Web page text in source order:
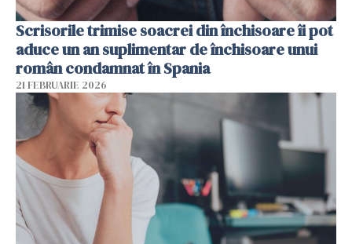
Scrisorile trimise soacrei din închisoare îi pot
aduce un an suplimentar de închisoare unui
român condamnat în Spania
21 FEBRUARIE 2026